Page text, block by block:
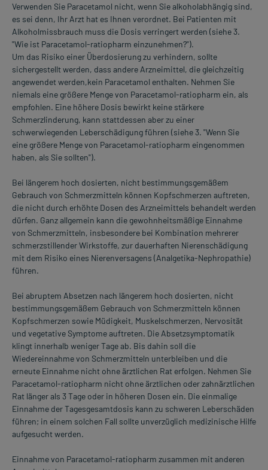
Verwenden Sie Paracetamol nicht, wenn Sie alkoholabhängig sind,
es sei denn, Ihr Arzt hat es Ihnen verordnet. Bei Patienten mit
Alkoholmissbrauch muss die Dosis verringert werden (siehe 3.
"Wie ist Paracetamol-ratiopharm einzunehmen?").
Um das Risiko einer Überdosierung zu verhindern, sollte
sichergestellt werden, dass andere Arzneimittel, die gleichzeitig
angewendet werden,kein Paracetamol enthalten. Nehmen Sie
niemals eine größere Menge von Paracetamol-ratiopharm ein, als
empfohlen. Eine höhere Dosis bewirkt keine stärkere
Schmerzlinderung, kann stattdessen aber zu einer
schwerwiegenden Leberschädigung führen (siehe 3. "Wenn Sie
eine größere Menge von Paracetamol-ratiopharm eingenommen
haben, als Sie sollten").
Bei längerem hoch dosierten, nicht bestimmungsgemäßem
Gebrauch von Schmerzmitteln können Kopfschmerzen auftreten,
die nicht durch erhöhte Dosen des Arzneimittels behandelt werden
dürfen. Ganz allgemein kann die gewohnheitsmäßige Einnahme
von Schmerzmitteln, insbesondere bei Kombination mehrerer
schmerzstillender Wirkstoffe, zur dauerhaften Nierenschädigung
mit dem Risiko eines Nierenversagens (Analgetika-Nephropathie)
führen.
Bei abruptem Absetzen nach längerem hoch dosierten, nicht
bestimmungsgemäßem Gebrauch von Schmerzmitteln können
Kopfschmerzen sowie Müdigkeit, Muskelschmerzen, Nervosität
und vegetative Symptome auftreten. Die Absetzsymptomatik
klingt innerhalb weniger Tage ab. Bis dahin soll die
Wiedereinnahme von Schmerzmitteln unterbleiben und die
erneute Einnahme nicht ohne ärztlichen Rat erfolgen. Nehmen Sie
Paracetamol-ratiopharm nicht ohne ärztlichen oder zahnärztlichen
Rat länger als 3 Tage oder in höheren Dosen ein. Die einmalige
Einnahme der Tagesgesamtdosis kann zu schweren Leberschäden
führen; in einem solchen Fall sollte unverzüglich medizinische Hilfe
aufgesucht werden.
Einnahme von Paracetamol-ratiopharm zusammen mit anderen